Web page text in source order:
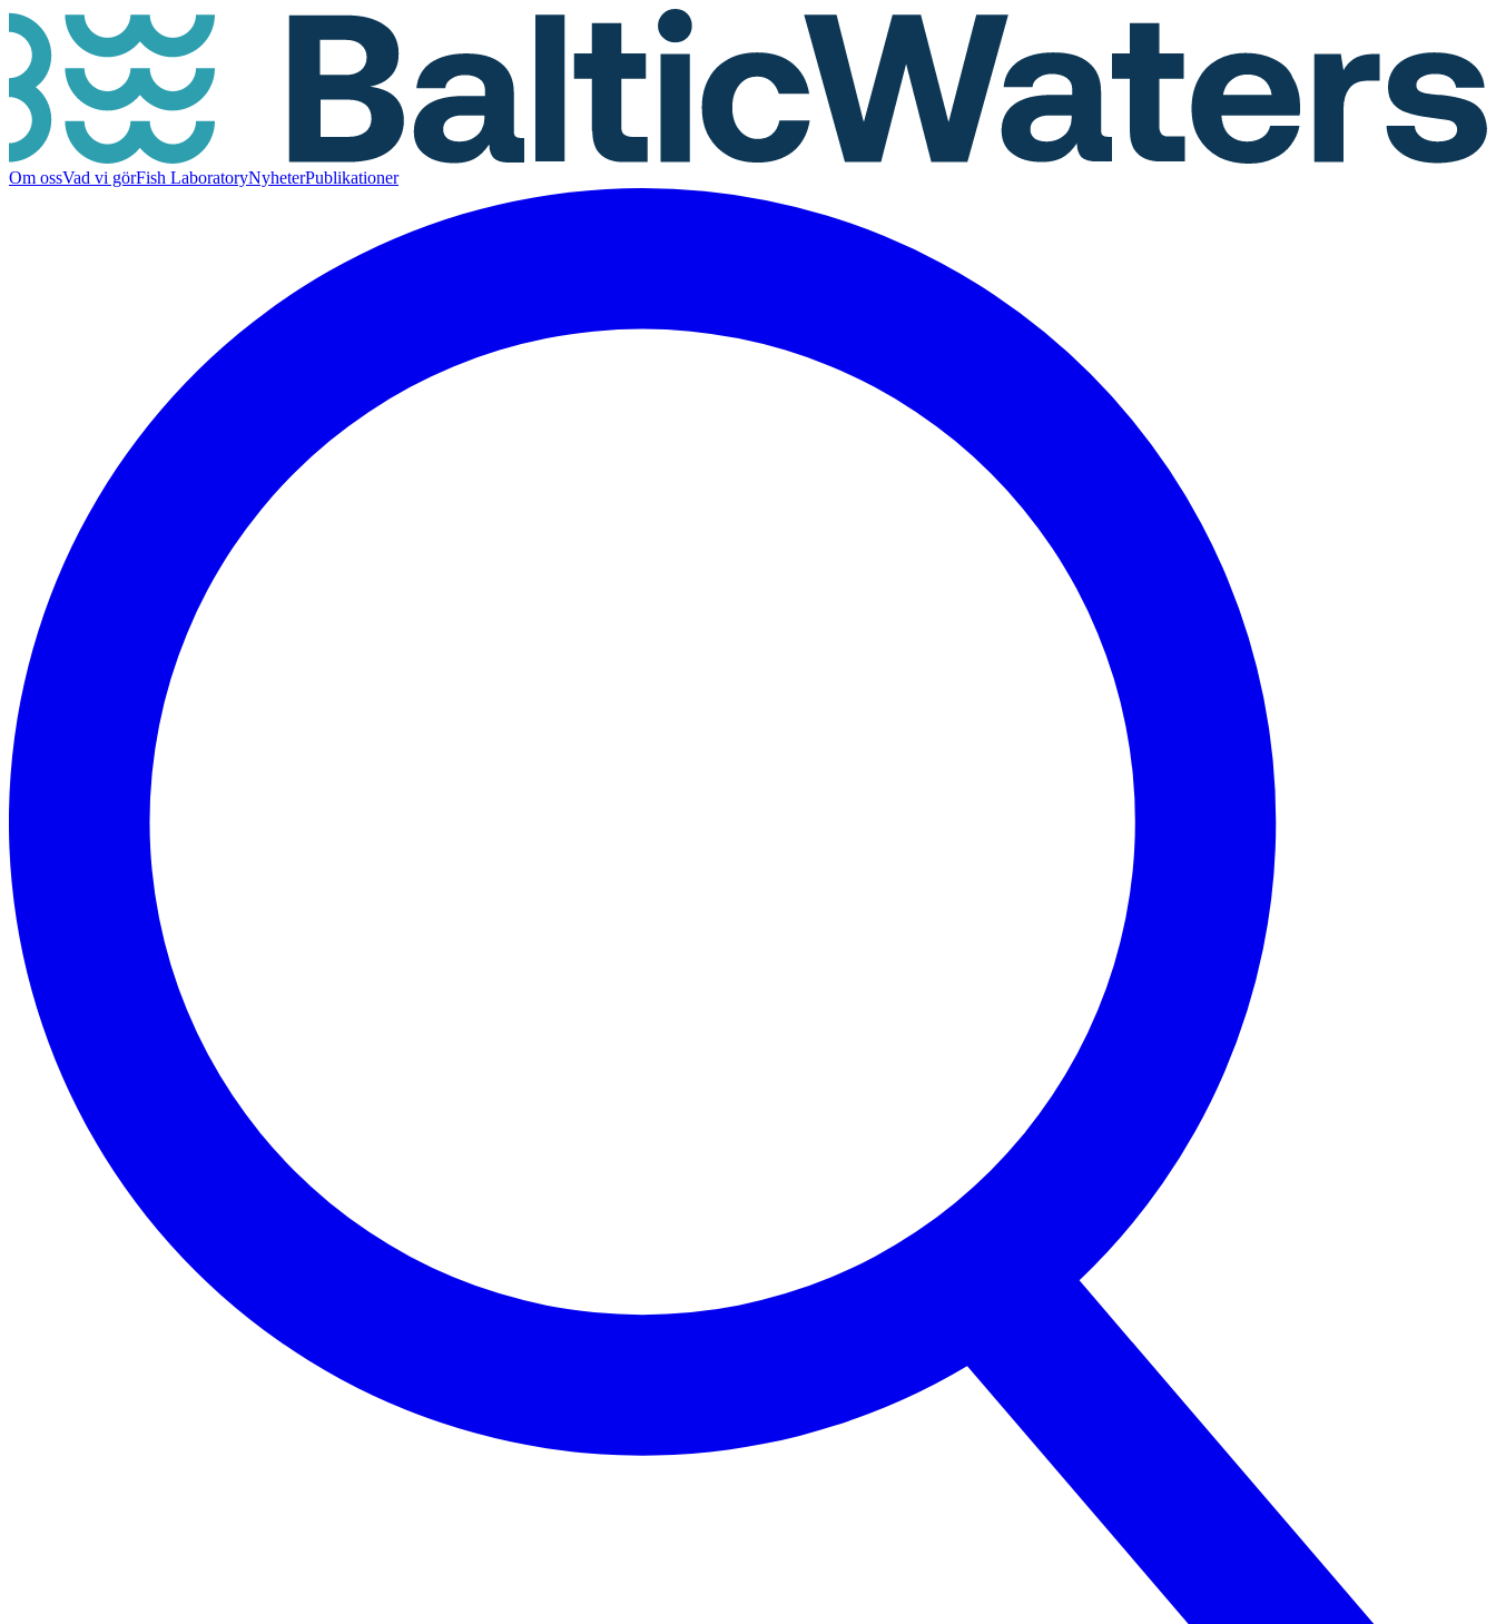
Om ossVad vi görFish LaboratoryNyheterPublikationer